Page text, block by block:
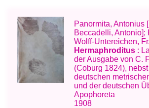
Panormita, Antonius
Beccadelli, Antonio];
Wolff-Untereichen,
Hermaphroditus :
der Ausgabe von C.
(Coburg 1824),
deutschen
und der deutschen
Apophoreta
1908